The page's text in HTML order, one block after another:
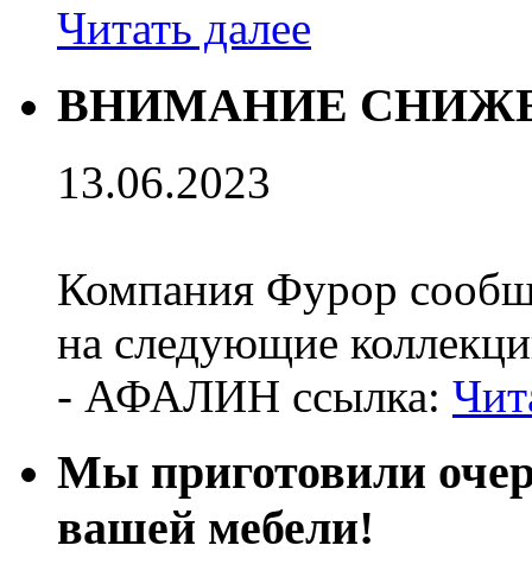
Читать далее
ВНИМАНИЕ
13.06.2023
Компания Фурор
на следующие
- АФАЛИН ссылка:
Мы приготовили
вашей мебели!